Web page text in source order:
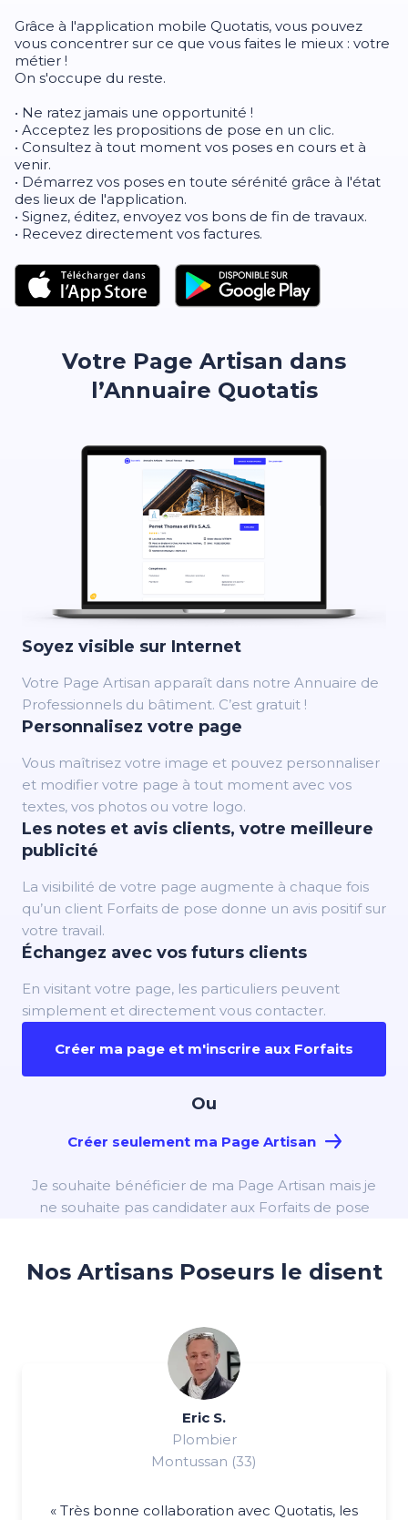
Grâce à l'application mobile Quotatis, vous pouvez
vous concentrer sur ce que vous faites le mieux : votre
métier !
On s'occupe du reste.
• Ne ratez jamais une opportunité !
• Acceptez les propositions de pose en un clic.
• Consultez à tout moment vos poses en cours et à
venir.
• Démarrez vos poses en toute sérénité grâce à l'état
des lieux de l'application.
• Signez, éditez, envoyez vos bons de fin de travaux.
• Recevez directement vos factures.
Votre Page Artisan dans
l’Annuaire Quotatis
Soyez visible sur Internet
Votre Page Artisan apparaît dans notre Annuaire de
Professionnels du bâtiment. C’est gratuit !
Personnalisez votre page
Vous maîtrisez votre image et pouvez personnaliser
et modifier votre page à tout moment avec vos
textes, vos photos ou votre logo.
Les notes et avis clients, votre meilleure
publicité
La visibilité de votre page augmente à chaque fois
qu’un client Forfaits de pose donne un avis positif sur
votre travail.
Échangez avec vos futurs clients
En visitant votre page, les particuliers peuvent
simplement et directement vous contacter.
Créer ma page et m'inscrire aux Forfaits
Ou
Créer seulement ma Page Artisan
Je souhaite bénéficier de ma Page Artisan mais je
ne souhaite pas candidater aux Forfaits de pose
Nos Artisans Poseurs le disent
Eric S.
Plombier
Montussan (33)
« Très bonne collaboration avec Quotatis, les